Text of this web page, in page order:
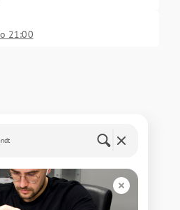
21:00